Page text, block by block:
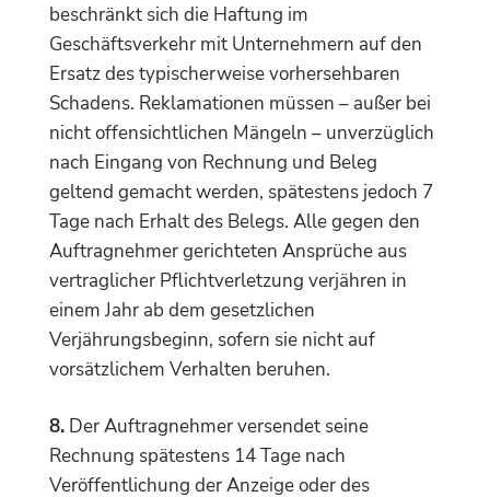
beschränkt sich die Haftung im
Geschäftsverkehr mit Unternehmern auf den
Ersatz des typischerweise vorhersehbaren
Schadens. Reklamationen müssen – außer bei
nicht offensichtlichen Mängeln – unverzüglich
nach Eingang von Rechnung und Beleg
geltend gemacht werden, spätestens jedoch 7
Tage nach Erhalt des Belegs. Alle gegen den
Auftragnehmer gerichteten Ansprüche aus
vertraglicher Pflichtverletzung verjähren in
einem Jahr ab dem gesetzlichen
Verjährungsbeginn, sofern sie nicht auf
vorsätzlichem Verhalten beruhen.
8.Der Auftragnehmer versendet seine
Rechnung spätestens 14 Tage nach
Veröffentlichung der Anzeige oder des